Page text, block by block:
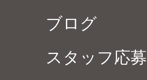
ブログ
スタッフ応募